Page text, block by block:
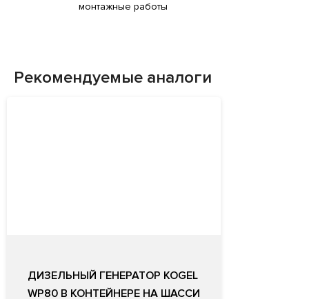
монтажные работы
Рекомендуемые аналоги
ДИЗЕЛЬНЫЙ ГЕНЕРАТОР KOGEL
WP80 В КОНТЕЙНЕРЕ НА ШАССИ